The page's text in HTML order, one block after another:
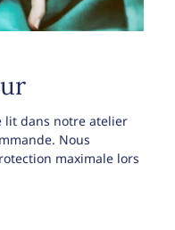
lit dans notre atelier
Nous
maximale lors